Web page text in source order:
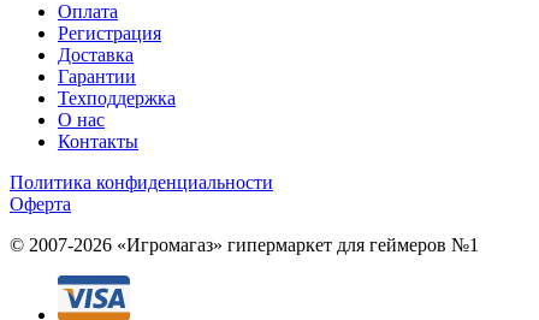
Оплата
Регистрация
Доставка
Гарантии
Техподдержка
О нас
Контакты
Политика конфиденциальности
Оферта
© 2007-2026 «Игромагаз» гипермаркет для геймеров №1